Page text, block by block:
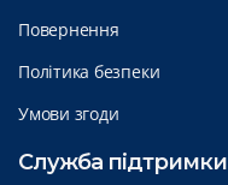
Повернення
Політика безпеки
Умови згоди
Служба підтримки